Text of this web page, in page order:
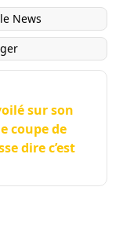
News
sur son
coupe de
dire c’est